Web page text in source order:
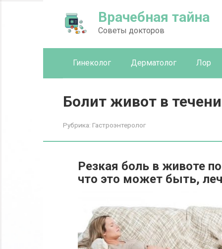
Врачебная тайна
Советы докторов
Гинеколог Дерматолог Лор
Болит живот в
Рубрика: Гастроэнтеролог
Резкая боль в животе
что это может быть,